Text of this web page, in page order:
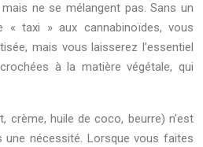
ne se mélangent pas. Sans un
« taxi » aux cannabinoïdes, vous
mais vous laisserez l’essentiel
à la matière végétale, qui
crème, huile de coco, beurre) n’est
nécessité. Lorsque vous faites